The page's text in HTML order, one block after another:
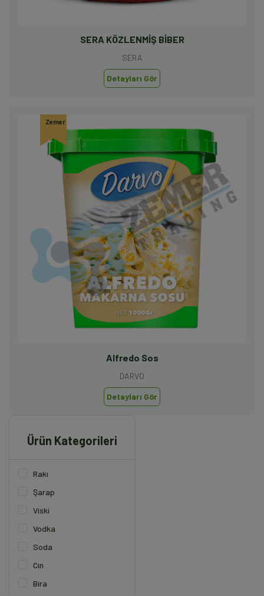
SERA KÖZLENMİŞ BİBER
SERA
Detayları Gör
Zemer
Alfredo Sos
DARVO
Detayları Gör
Ürün Kategorileri
Rakı
Şarap
Viski
Vodka
Soda
Cin
Bira